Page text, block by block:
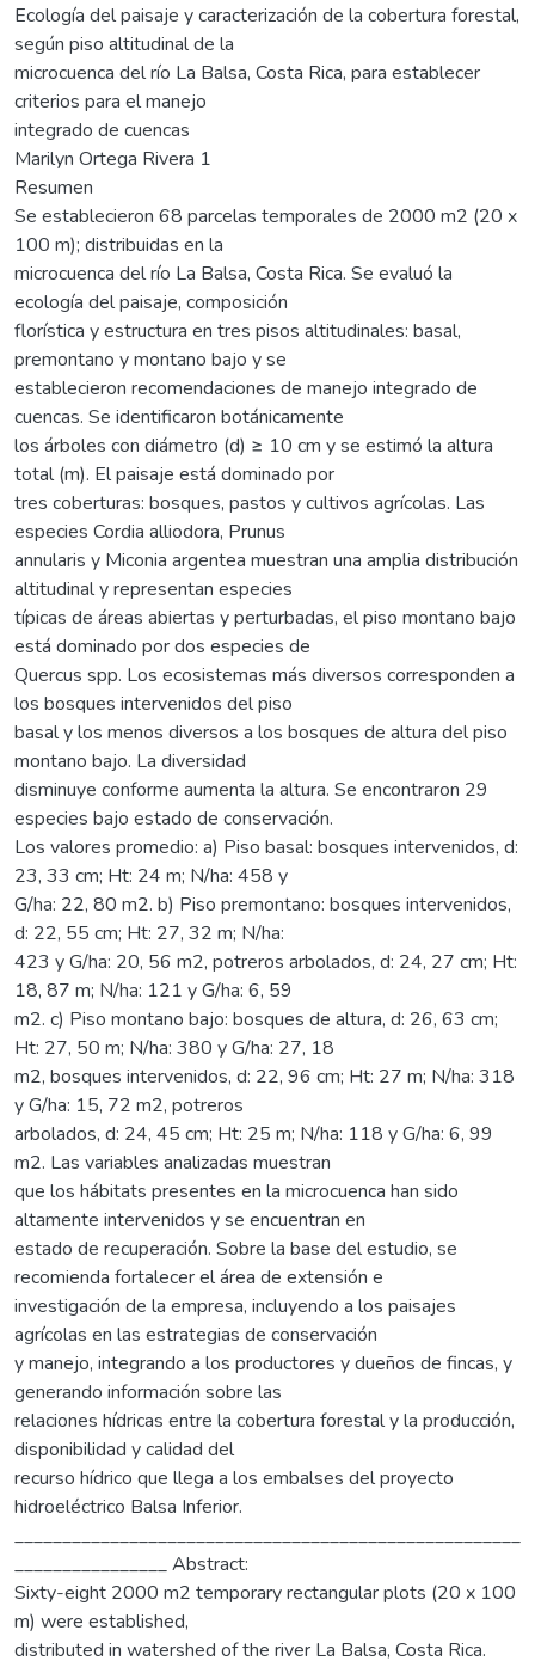
Ecología del paisaje y caracterización de la cobertura forestal,
según piso altitudinal de la
microcuenca del río La Balsa, Costa Rica, para establecer
criterios para el manejo
integrado de cuencas
Marilyn Ortega Rivera 1
Resumen
Se establecieron 68 parcelas temporales de 2000 m2 (20 x
100 m); distribuidas en la
microcuenca del río La Balsa, Costa Rica. Se evaluó la
ecología del paisaje, composición
florística y estructura en tres pisos altitudinales: basal,
premontano y montano bajo y se
establecieron recomendaciones de manejo integrado de
cuencas. Se identificaron botánicamente
los árboles con diámetro (d) ≥ 10 cm y se estimó la altura
total (m). El paisaje está dominado por
tres coberturas: bosques, pastos y cultivos agrícolas. Las
especies Cordia alliodora, Prunus
annularis y Miconia argentea muestran una amplia distribución
altitudinal y representan especies
típicas de áreas abiertas y perturbadas, el piso montano bajo
está dominado por dos especies de
Quercus spp. Los ecosistemas más diversos corresponden a
los bosques intervenidos del piso
basal y los menos diversos a los bosques de altura del piso
montano bajo. La diversidad
disminuye conforme aumenta la altura. Se encontraron 29
especies bajo estado de conservación.
Los valores promedio: a) Piso basal: bosques intervenidos, d:
23, 33 cm; Ht: 24 m; N/ha: 458 y
G/ha: 22, 80 m2. b) Piso premontano: bosques intervenidos,
d: 22, 55 cm; Ht: 27, 32 m; N/ha:
423 y G/ha: 20, 56 m2, potreros arbolados, d: 24, 27 cm; Ht:
18, 87 m; N/ha: 121 y G/ha: 6, 59
m2. c) Piso montano bajo: bosques de altura, d: 26, 63 cm;
Ht: 27, 50 m; N/ha: 380 y G/ha: 27, 18
m2, bosques intervenidos, d: 22, 96 cm; Ht: 27 m; N/ha: 318
y G/ha: 15, 72 m2, potreros
arbolados, d: 24, 45 cm; Ht: 25 m; N/ha: 118 y G/ha: 6, 99
m2. Las variables analizadas muestran
que los hábitats presentes en la microcuenca han sido
altamente intervenidos y se encuentran en
estado de recuperación. Sobre la base del estudio, se
recomienda fortalecer el área de extensión e
investigación de la empresa, incluyendo a los paisajes
agrícolas en las estrategias de conservación
y manejo, integrando a los productores y dueños de fincas, y
generando información sobre las
relaciones hídricas entre la cobertura forestal y la producción,
disponibilidad y calidad del
recurso hídrico que llega a los embalses del proyecto
hidroeléctrico Balsa Inferior.
_____________________________________________________
________________ Abstract:
Sixty-eight 2000 m2 temporary rectangular plots (20 x 100
m) were established,
distributed in watershed of the river La Balsa, Costa Rica.